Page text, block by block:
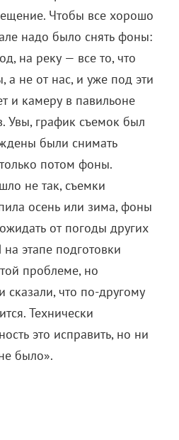
Увы, график съемок был
были снимать
потом фоны.
не так, съемки
осень или зима, фоны
от погоды других
этапе подготовки
проблеме, но
что по-другому
Технически
это исправить, но ни
было».